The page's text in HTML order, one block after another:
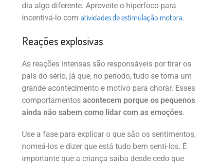
dia algo diferente. Aproveite o hiperfoco para
incentivá-lo com atividades de estimulação motora.
Reações explosivas
As reações intensas são responsáveis por tirar os
pais do sério, já que, no período, tudo se torna um
grande acontecimento e motivo para chorar. Esses
comportamentos acontecem porque os pequenos
ainda não sabem como lidar com as emoções.
Use a fase para explicar o que são os sentimentos,
nomeá-los e dizer que está tudo bem senti-los. É
importante que a criança saiba desde cedo que